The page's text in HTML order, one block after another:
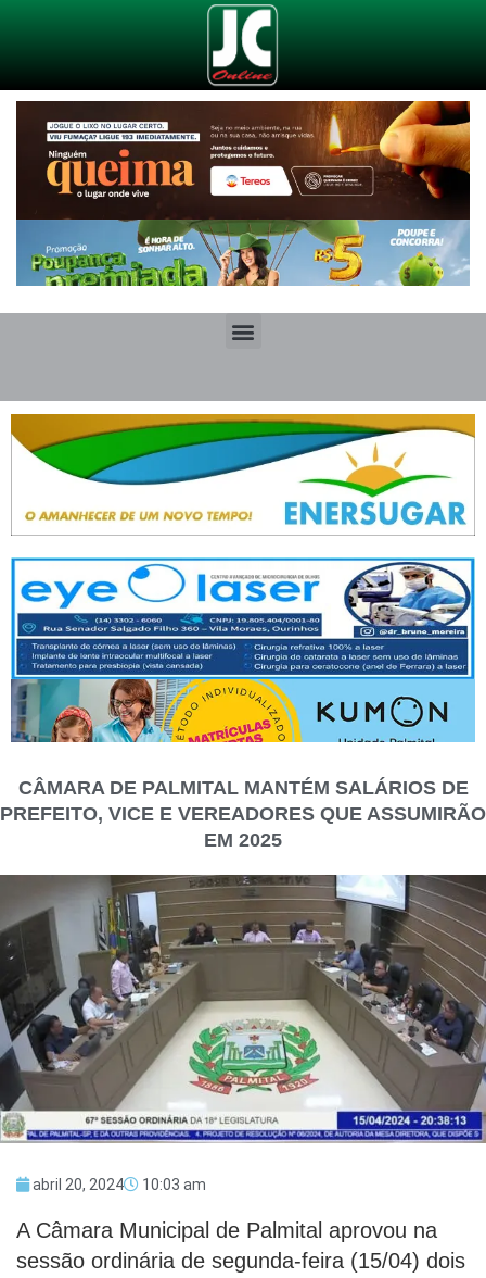
CÂMARA DE PALMITAL MANTÉM SALÁRIOS DE
PREFEITO, VICE E VEREADORES QUE ASSUMIRÃO
EM 2025
abril 20, 2024 10:03 am
A Câmara Municipal de Palmital aprovou na
sessão ordinária de segunda-feira (15/04) dois